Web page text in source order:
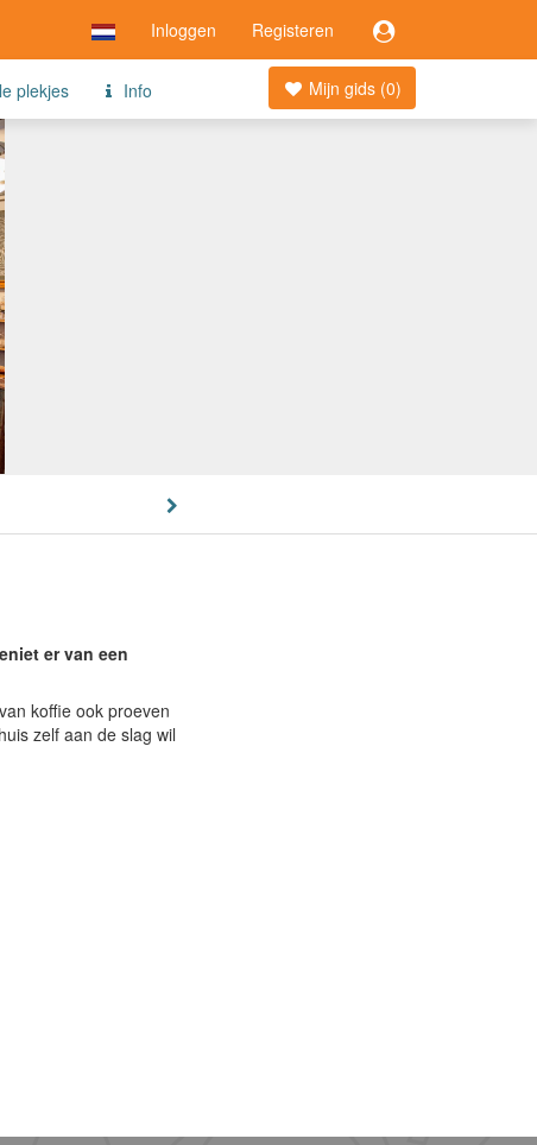
Inloggen Registeren
Mijn gids (0)
plekjes Info
er van een
koffie ook proeven
zelf aan de slag wil